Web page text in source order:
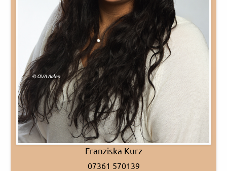
© OVA Aalen
Franziska Kurz
07361 570139